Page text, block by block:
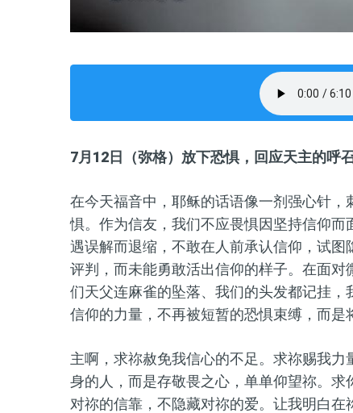
7月12日（弥格）放下恐惧，回应天主的呼
在今天福音中，耶稣的话语像一剂强心针
惧。作为信友，我们不应畏惧因坚持信仰
遇误解而退缩，不敢在人前承认信仰，试
评判，而未能勇敢活出信仰的样子。在面
们天父连麻雀的坠落、我们的头发都记挂
信仰的力量，不再被短暂的恐惧束缚，而是
主啊，求祢赦免我信心的不足。求祢赐我
身的人，而是存敬畏之心，单单仰望祢。
对祢的信靠，不隐藏对祢的爱。让我明白